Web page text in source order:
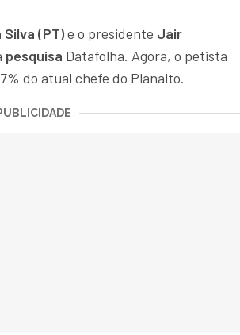
(PT)e o presidente Jair
pesquisa Datafolha. Agora, o petista
do atual chefe do Planalto.